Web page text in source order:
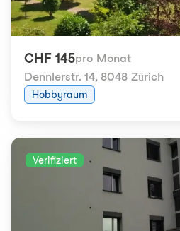
CHF 145pro Monat
Dennlerstr. 14, 8048 Zürich
Hobbyraum
Verifiziert